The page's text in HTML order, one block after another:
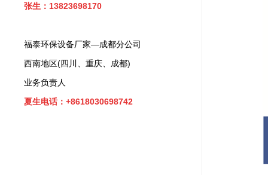
张生：13823698170
福泰环保设备厂家—成都分公司
西南地区(四川、重庆、成都)
业务负责人
夏生电话：+8618030698742